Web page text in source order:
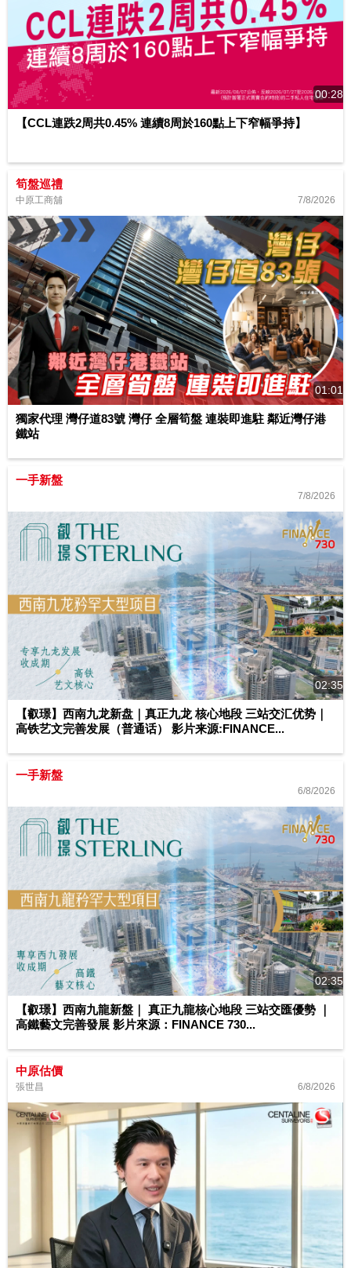
00:28
【CCL連跌2周共0.45% 連續8周於160點上下窄幅爭持】
筍盤巡禮
中原工商舖 7/8/2026
01:01
獨家代理 灣仔道83號 灣仔 全層筍盤 連裝即進駐 鄰近灣仔港
鐵站
一手新盤
7/8/2026
02:35
【叡璟】西南九龙新盘｜真正九龙 核心地段 三站交汇优势｜
高铁艺文完善发展（普通话） 影片来源:FINANCE...
一手新盤
6/8/2026
02:35
【叡璟】西南九龍新盤｜ 真正九龍核心地段 三站交匯優勢 ｜
高鐵藝文完善發展 影片來源：FINANCE 730...
中原估價
張世昌 6/8/2026